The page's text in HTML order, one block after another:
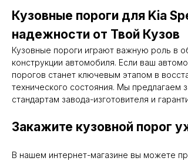
Кузовные пороги для Kia
надежности от Твой Кузов
Кузовные пороги играют важную роль в
конструкции автомобиля. Если ваш
порогов станет ключевым этапом в
технического состояния. Мы предлагаем
стандартам завода-изготовителя и
Закажите кузовной порог
В нашем интернет-магазине вы можете